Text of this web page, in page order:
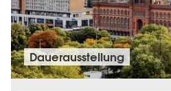
Dauer­aus­stel­lung